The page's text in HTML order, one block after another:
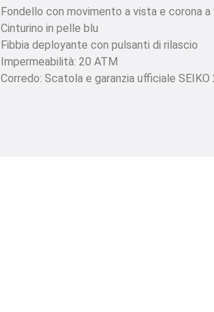
Fondello con movimento a vista e corona a
Cinturino in pelle blu
Fibbia deployante con pulsanti di rilascio
Impermeabilità: 20 ATM
Corredo: Scatola e garanzia ufficiale SEIKO